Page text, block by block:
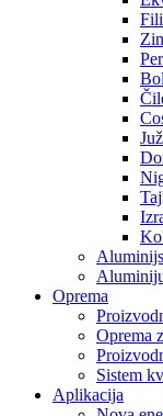
Oprema
Oprema
Sistem
Aplikacija